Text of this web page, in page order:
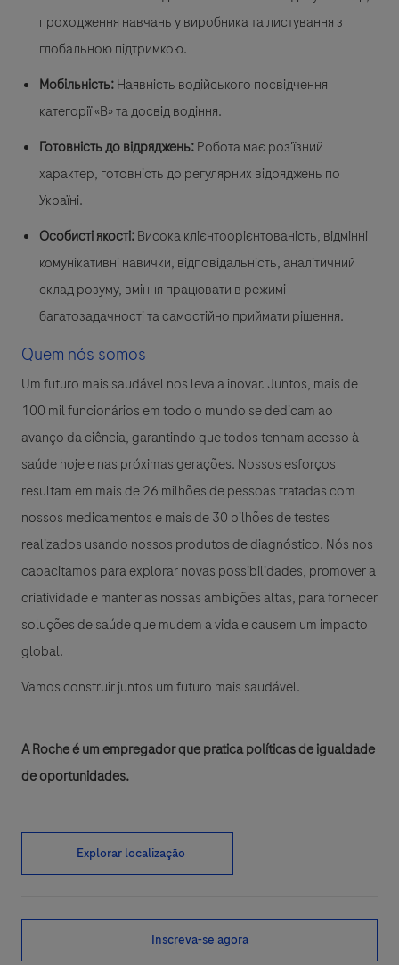
проходження навчань у виробника та листування з
глобальною підтримкою.
Мобільність:Наявність водійського посвідчення
категорії «В» та досвід водіння.
Готовність до відряджень:Робота має роз'їзний
характер, готовність до регулярних відряджень по
Україні.
Особисті якості:Висока клієнтоорієнтованість, відмінні
комунікативні навички, відповідальність, аналітичний
склад розуму, вміння працювати в режимі
багатозадачності та самостійно приймати рішення.
Quem nós somos
Um futuro mais saudável nos leva a inovar. Juntos, mais de
100 mil funcionários em todo o mundo se dedicam ao
avanço da ciência, garantindo que todos tenham acesso à
saúde hoje e nas próximas gerações. Nossos esforços
resultam em mais de 26 milhões de pessoas tratadas com
nossos medicamentos e mais de 30 bilhões de testes
realizados usando nossos produtos de diagnóstico. Nós nos
capacitamos para explorar novas possibilidades, promover a
criatividade e manter as nossas ambições altas, para fornecer
soluções de saúde que mudem a vida e causem um impacto
global.
Vamos construir juntos um futuro mais saudável.
A Roche é um empregador que pratica políticas de igualdade
de oportunidades.
Explorar localização
Inscreva-se agora